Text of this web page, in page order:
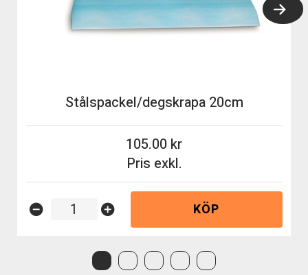
Stålspackel/degskrapa 20cm
Pris exkl.
105.00
remove_circle add_circle KÖP